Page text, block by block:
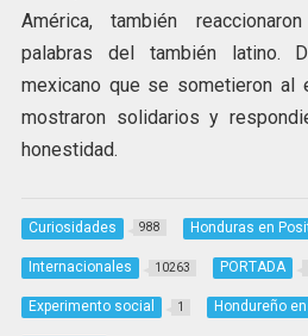
América, también
palabras del también latino.
mexicano que se sometieron al
mostraron solidarios y
honestidad.
Curiosidades 988 Honduras en
Internacionales 10263 PORTADA
Experimento social 1 Hondureño en